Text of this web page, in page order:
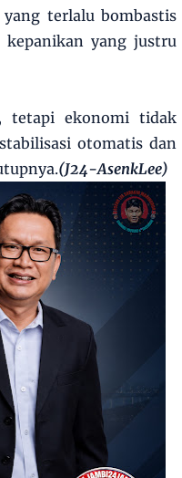
terlalu bombastis
yang justru
tetapi ekonomi tidak
otomatis dan
(J24-AsenkLee)